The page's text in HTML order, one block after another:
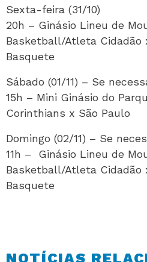
Sexta-feira (31/10)
20h – Ginásio Lineu de
Basketball/Atleta Cidadão
Basquete
Sábado (01/11) – Se
15h – Mini Ginásio do
Corinthians x São Paulo
Domingo (02/11) – Se
11h – Ginásio Lineu de
Basketball/Atleta Cidadão
Basquete
NOTÍCIAS